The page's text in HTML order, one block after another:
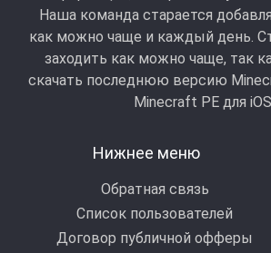
Наша команда старается
как можно чаще и каждый день.
заходить как можно чаще, так
скачать последнюю версию
Minecraft РЕ для
Нижнее меню
Обратная связь
Список пользователей
Договор публичной офферы